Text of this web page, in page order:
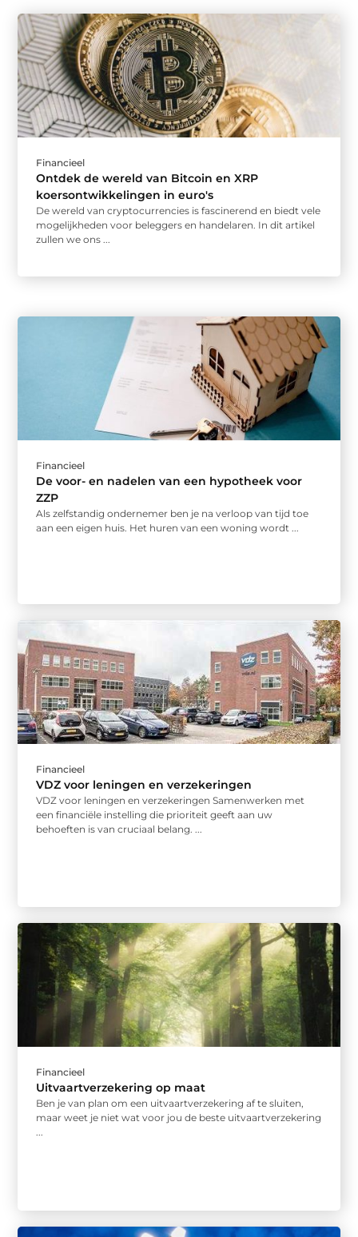
Financieel
Ontdek de wereld van Bitcoin en XRP
koersontwikkelingen in euro's
De wereld van cryptocurrencies is fascinerend en biedt vele
mogelijkheden voor beleggers en handelaren. In dit artikel
zullen we ons ...
Financieel
De voor- en nadelen van een hypotheek voor
ZZP
Als zelfstandig ondernemer ben je na verloop van tijd toe
aan een eigen huis. Het huren van een woning wordt ...
Financieel
VDZ voor leningen en verzekeringen
VDZ voor leningen en verzekeringen Samenwerken met
een financiële instelling die prioriteit geeft aan uw
behoeften is van cruciaal belang. ...
Financieel
Uitvaartverzekering op maat
Ben je van plan om een uitvaartverzekering af te sluiten,
maar weet je niet wat voor jou de beste uitvaartverzekering
...